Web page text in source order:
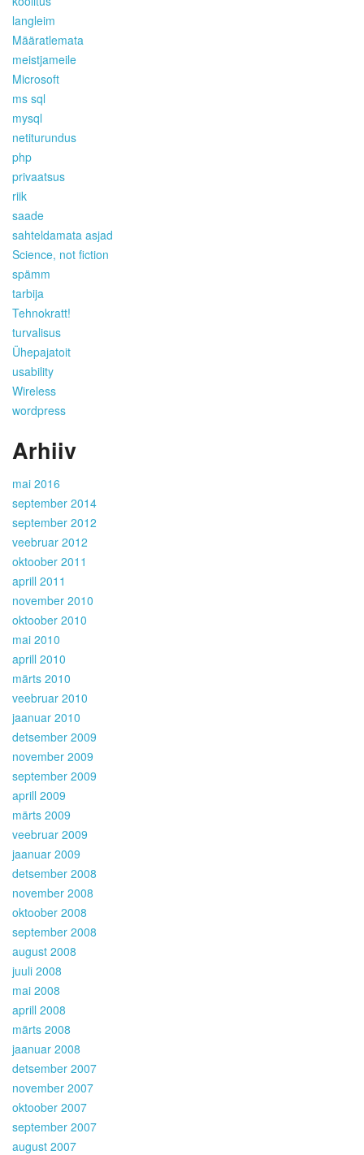
langleim
Määratlemata
meistjameile
Microsoft
ms sql
mysql
netiturundus
php
privaatsus
riik
saade
sahteldamata asjad
Science, not fiction
spämm
tarbija
Tehnokratt!
turvalisus
Ühepajatoit
usability
Wireless
wordpress
Arhiiv
mai 2016
september 2014
september 2012
veebruar 2012
oktoober 2011
aprill 2011
november 2010
oktoober 2010
mai 2010
aprill 2010
märts 2010
veebruar 2010
jaanuar 2010
detsember 2009
november 2009
september 2009
aprill 2009
märts 2009
veebruar 2009
jaanuar 2009
detsember 2008
november 2008
oktoober 2008
september 2008
august 2008
juuli 2008
mai 2008
aprill 2008
märts 2008
jaanuar 2008
detsember 2007
november 2007
oktoober 2007
september 2007
august 2007